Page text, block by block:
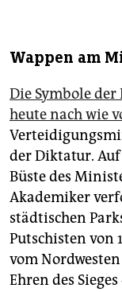
Wappen am
Die Symbole
heute nach wie
der Diktatur.
Büste des
Akademiker
städtischen
Putschisten von
vom
Ehren des